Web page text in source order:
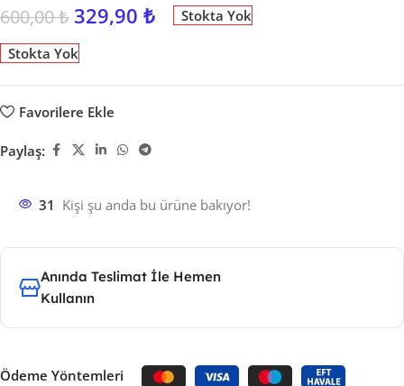
600,00₺ 329,90 ₺ Stokta Yok
Stokta Yok
Favorilere Ekle
Paylaş:
31 Kişi şu anda bu ürüne bakıyor!
Anında Teslimat İle Hemen
Kullanın
Ödeme Yöntemleri